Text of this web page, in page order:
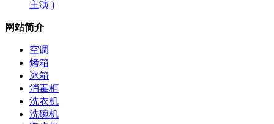
主演 )
网站简介
空调
烤箱
冰箱
消毒柜
洗衣机
洗碗机